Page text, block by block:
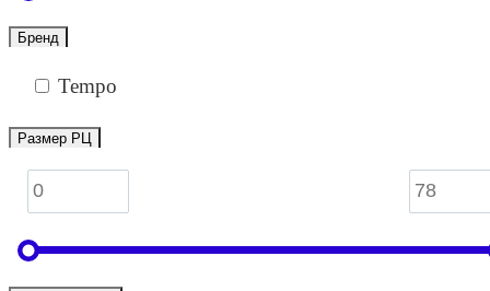
Бренд
Tempo
Размер РЦ